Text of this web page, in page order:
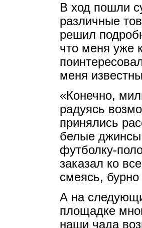
В ход пошли
различные
решил
что меня уже
меня
«Конечно,
радуясь
принялись
белые
футболку-
заказал ко
смеясь,
А на
площадке
наши чада